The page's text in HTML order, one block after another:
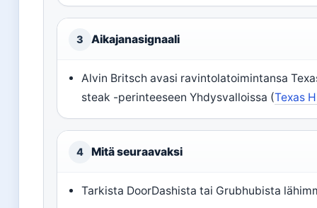
3 Aikajanasignaali
Alvin Britsch avasi ravintolatoimintansa
steak -perinteeseen Yhdysvalloissa (Texas
4 Mitä seuraavaksi
Tarkista DoorDashista tai Grubhubista